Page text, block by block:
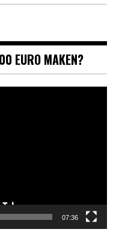
EURO MAKEN?
07:36